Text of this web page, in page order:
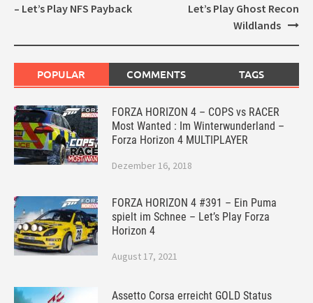
– Let’s Play NFS Payback
Let’s Play Ghost Recon
Wildlands
POPULAR COMMENTS TAGS
FORZA HORIZON 4 – COPS vs RACER
Most Wanted : Im Winterwunderland –
Forza Horizon 4 MULTIPLAYER
Dezember 16, 2018
FORZA HORIZON 4 #391 – Ein Puma
spielt im Schnee – Let’s Play Forza
Horizon 4
August 17, 2021
Assetto Corsa erreicht GOLD Status